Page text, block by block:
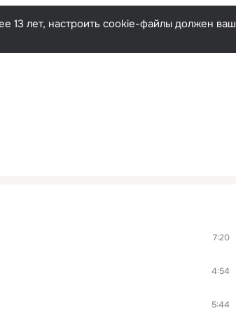
13 лет, настроить cookie-файлы должен ваш
7:20
4:54
5:44